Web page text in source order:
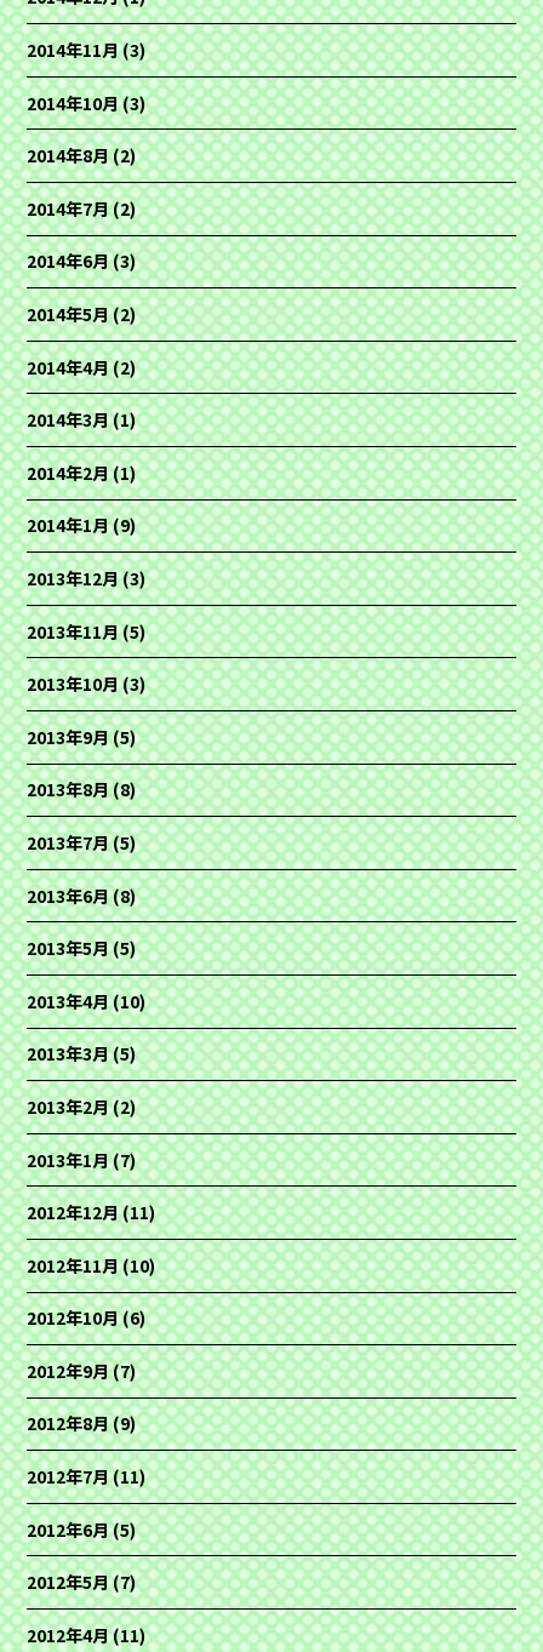
2014年11月(3)
2014年10月(3)
2014年8月(2)
2014年7月(2)
2014年6月(3)
2014年5月(2)
2014年4月(2)
2014年3月(1)
2014年2月(1)
2014年1月(9)
2013年12月(3)
2013年11月(5)
2013年10月(3)
2013年9月(5)
2013年8月(8)
2013年7月(5)
2013年6月(8)
2013年5月(5)
2013年4月(10)
2013年3月(5)
2013年2月(2)
2013年1月(7)
2012年12月(11)
2012年11月(10)
2012年10月(6)
2012年9月(7)
2012年8月(9)
2012年7月(11)
2012年6月(5)
2012年5月(7)
2012年4月(11)